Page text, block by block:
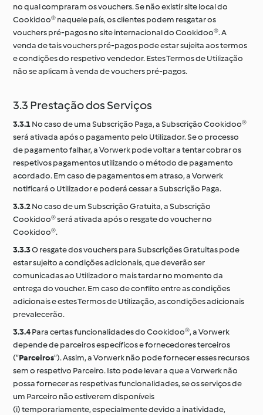
no qual compraram os vouchers. Se não existir site local do
Cookidoo® naquele país, os clientes podem resgatar os
vouchers pré-pagos no site internacional do Cookidoo®. A
venda de tais vouchers pré-pagos pode estar sujeita aos termos
e condições do respetivo vendedor. Estes Termos de Utilização
não se aplicam à venda de vouchers pré-pagos.
3.3 Prestação dos Serviços
3.3.1No caso de uma Subscrição Paga, a Subscrição Cookidoo®
será ativada após o pagamento pelo Utilizador. Se o processo
de pagamento falhar, a Vorwerk pode voltar a tentar cobrar os
respetivos pagamentos utilizando o método de pagamento
acordado. Em caso de pagamentos em atraso, a Vorwerk
notificará o Utilizador e poderá cessar a Subscrição Paga.
3.3.2No caso de um Subscrição Gratuita, a Subscrição
Cookidoo® será ativada após o resgate do voucher no
Cookidoo®.
3.3.3O resgate dos vouchers para Subscrições Gratuitas pode
estar sujeito a condições adicionais, que deverão ser
comunicadas ao Utilizador o mais tardar no momento da
entrega do voucher. Em caso de conflito entre as condições
adicionais e estes Termos de Utilização, as condições adicionais
prevalecerão.
3.3.4Para certas funcionalidades do Cookidoo®, a Vorwerk
depende de parceiros específicos e fornecedores terceiros
(“Parceiros“). Assim, a Vorwerk não pode fornecer esses recursos
sem o respetivo Parceiro. Isto pode levar a que a Vorwerk não
possa fornecer as respetivas funcionalidades, se os serviços de
um Parceiro não estiverem disponíveis
(i) temporariamente, especialmente devido a inatividade,